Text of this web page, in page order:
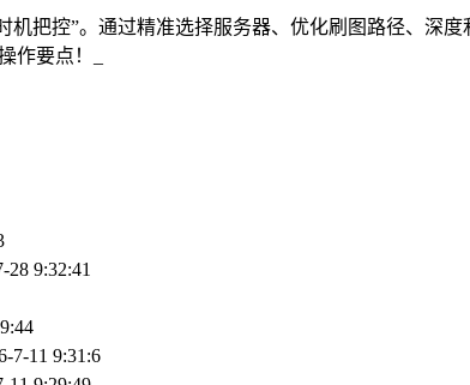
机把控”。通过精准选择服务器、优化刷图路径、深
作要点！_
28 9:32:41
7-11 9:31:6